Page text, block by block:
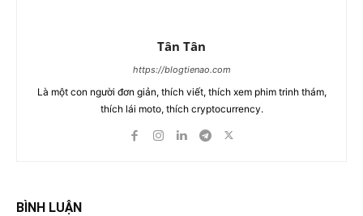
Tân Tân
https://blogtienao.com
Là một con người đơn giản, thích viết, thích xem phim trinh thám,
thích lái moto, thích cryptocurrency.
BÌNH LUẬN